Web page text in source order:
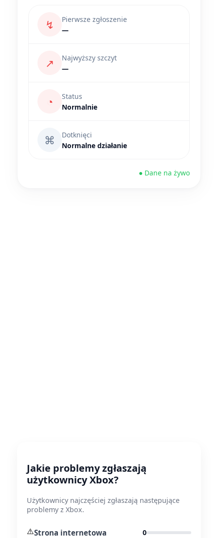
↯
Pierwsze zgłoszenie
—
↗
Najwyższy szczyt
—
◔
Status
Normalnie
⌘
Dotknięci
Normalne działanie
● Dane na żywo
Jakie problemy zgłaszają
użytkownicy Xbox?
Użytkownicy najczęściej zgłaszają następujące
problemy z Xbox.
⚠️Strona internetowa 0